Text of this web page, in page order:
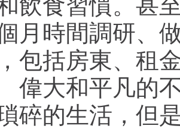
飲食習慣。甚
月時間調研、
包括房東、租
大和平凡的不
碎的生活，但